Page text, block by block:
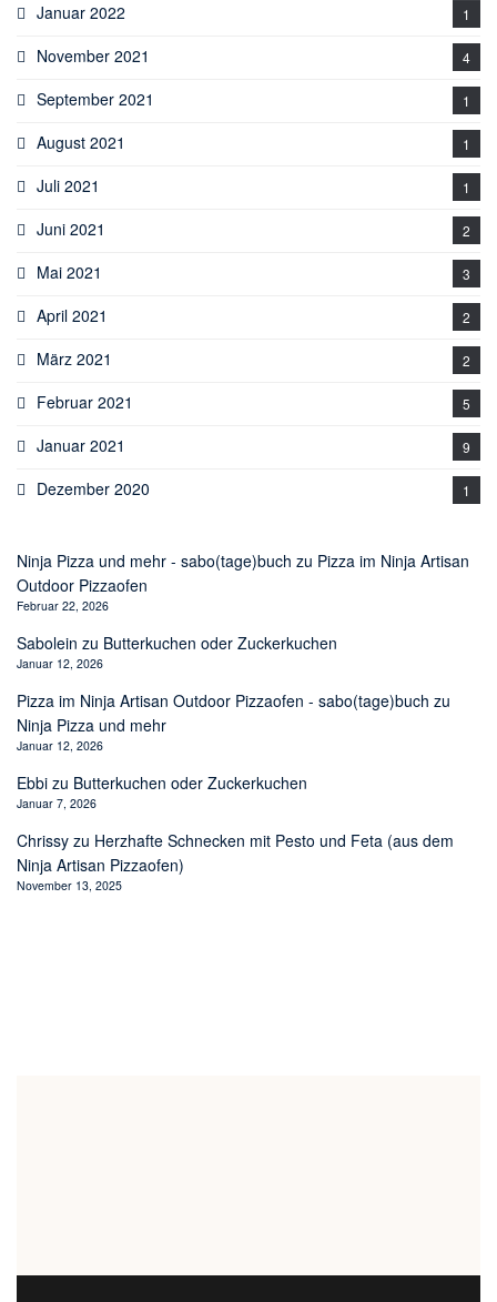
Januar 2022 1
November 2021 4
September 2021 1
August 2021 1
Juli 2021 1
Juni 2021 2
Mai 2021 3
April 2021 2
März 2021 2
Februar 2021 5
Januar 2021 9
Dezember 2020 1
Ninja Pizza und mehr - sabo(tage)buch zu Pizza im Ninja Artisan
Outdoor Pizzaofen
Februar 22, 2026
Sabolein zu Butterkuchen oder Zuckerkuchen
Januar 12, 2026
Pizza im Ninja Artisan Outdoor Pizzaofen - sabo(tage)buch zu
Ninja Pizza und mehr
Januar 12, 2026
Ebbi zu Butterkuchen oder Zuckerkuchen
Januar 7, 2026
Chrissy zu Herzhafte Schnecken mit Pesto und Feta (aus dem
Ninja Artisan Pizzaofen)
November 13, 2025